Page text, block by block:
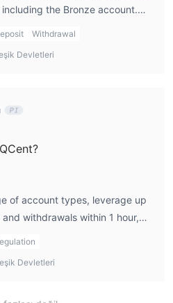
the Bronze account.
trading with the platform and
access to a demo account.
Withdrawal
Devletleri
of account types, leverage up
withdrawals within 1 hour,
suitable for traders of all
Devletleri